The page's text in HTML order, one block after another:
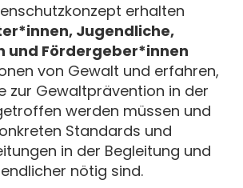
erhalten
Jugendliche,
und Fördergeber*innen
von Gewalt und erfahren,
zur Gewaltprävention in der
werden müssen und
Standards und
in der Begleitung und
nötig sind.